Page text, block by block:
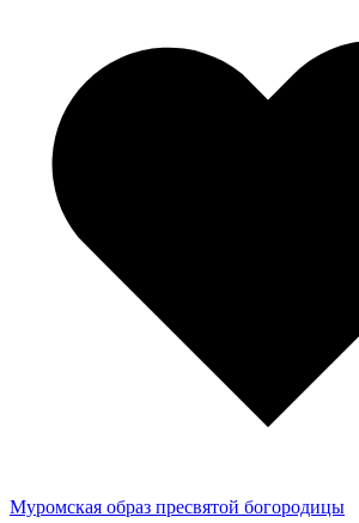
Муромская образ пресвятой богородицы